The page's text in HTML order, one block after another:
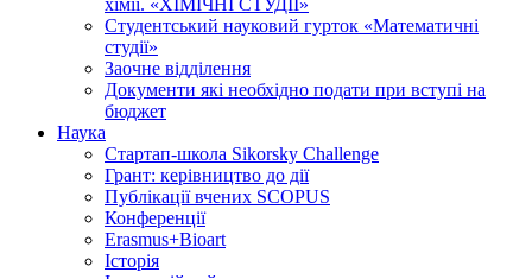
Студентський науковий гурток «Математичні
студії»
Заочне відділення
Документи які необхідно подати при вступі на
бюджет
Наука
Стартап-школа Sikorsky Challenge
Грант: керівництво до дії
Публікації вчених SCOPUS
Конференції
Erasmus+Bioart
Історія